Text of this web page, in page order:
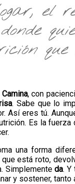
el
donde
Camina, con
. Sabe que lo
Así eres tú.
Es la fuerza
una forma
que está roto,
Simplementeda. Y
y sostener,